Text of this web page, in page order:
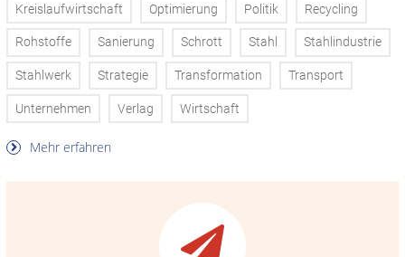
Kreislaufwirtschaft Optimierung Politik Recycling
Rohstoffe Sanierung Schrott Stahl Stahlindustrie
Stahlwerk Strategie Transformation Transport
Unternehmen Verlag Wirtschaft
Mehr erfahren